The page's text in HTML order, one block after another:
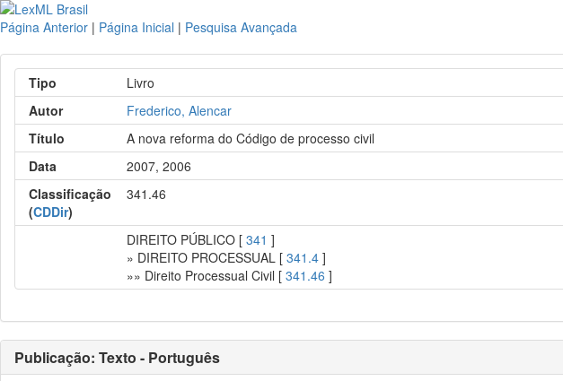
Página Anterior | Página Inicial | Pesquisa Avançada
Tipo
Livro
Autor
Frederico, Alencar
Título
A nova reforma do Código de processo civil
Data
2007, 2006
Classificação
(CDDir)
341.46
DIREITO PÚBLICO [341 ]
» DIREITO PROCESSUAL [341.4 ]
»» Direito Processual Civil [341.46 ]
Publicação: Texto - Português